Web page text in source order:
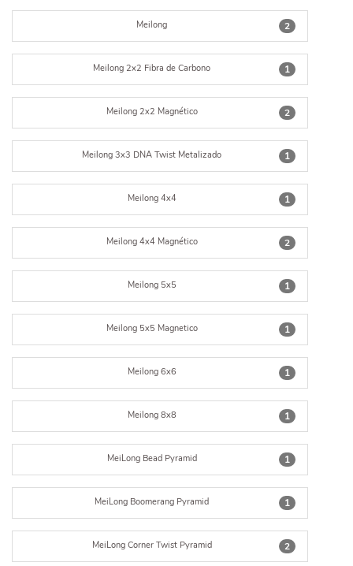
2
Meilong
1
Meilong 2x2 Fibra de Carbono
2
Meilong 2x2 Magnético
1
Meilong 3x3 DNA Twist Metalizado
1
Meilong 4x4
2
Meilong 4x4 Magnético
1
Meilong 5x5
1
Meilong 5x5 Magnetico
1
Meilong 6x6
1
Meilong 8x8
1
MeiLong Bead Pyramid
1
MeiLong Boomerang Pyramid
2
MeiLong Corner Twist Pyramid